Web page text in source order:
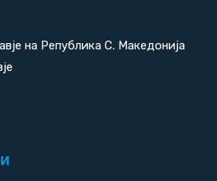
на Република С. Македонија